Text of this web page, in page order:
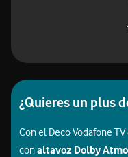
¿Quieres un plus
Con el Deco Vodafone
conaltavoz Dolby